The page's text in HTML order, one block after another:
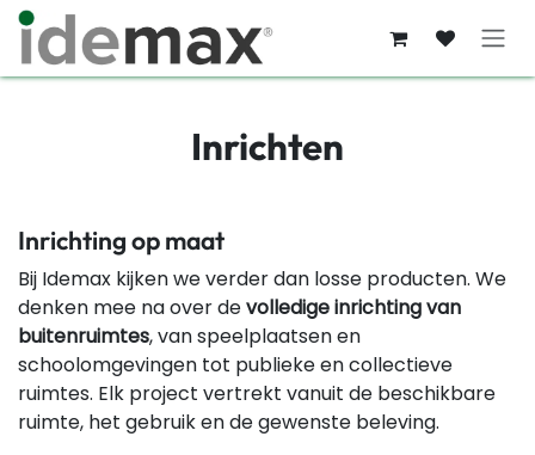
Overslaan naar inhoud
Inrichten
Inrichting op maat
Bij Idemax kijken we verder dan losse producten. We
denken mee na over devolledige inrichting van
buitenruimtes, van speelplaatsen en
schoolomgevingen tot publieke en collectieve
ruimtes. Elk project vertrekt vanuit de beschikbare
ruimte, het gebruik en de gewenste beleving.